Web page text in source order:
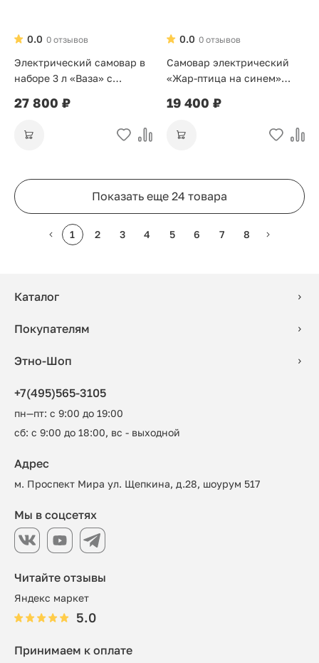
0 отзывов
0.0
Электрический самовар в
наборе 3 л «Ваза» с
27 800 ₽
0 отзывов
0.0
Самовар электрический
«Жар-птица на синем»
19 400 ₽
Показать еще 24 товара
1 2 3 4 5 6 7 8
Каталог
Покупателям
Этно-Шоп
+7(495)565-3105
пн—пт: с 9:00 до 19:00
сб: с 9:00 до 18:00, вс - выходной
Читайте отзывы
Яндекс маркет
5.0
Адрес
м. Проспект Мира ул. Щепкина, д.28, шоурум 517
Принимаем к оплате
Мы в соцсетях